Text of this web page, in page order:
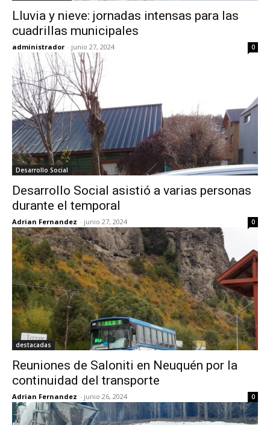
Lluvia y nieve: jornadas intensas para las
cuadrillas municipales
administrador - junio 27, 2024 0
Desarrollo Social
Desarrollo Social asistió a varias personas
durante el temporal
Adrian Fernandez - junio 27, 2024 0
destacadas
Reuniones de Saloniti en Neuquén por la
continuidad del transporte
Adrian Fernandez - junio 26, 2024 0